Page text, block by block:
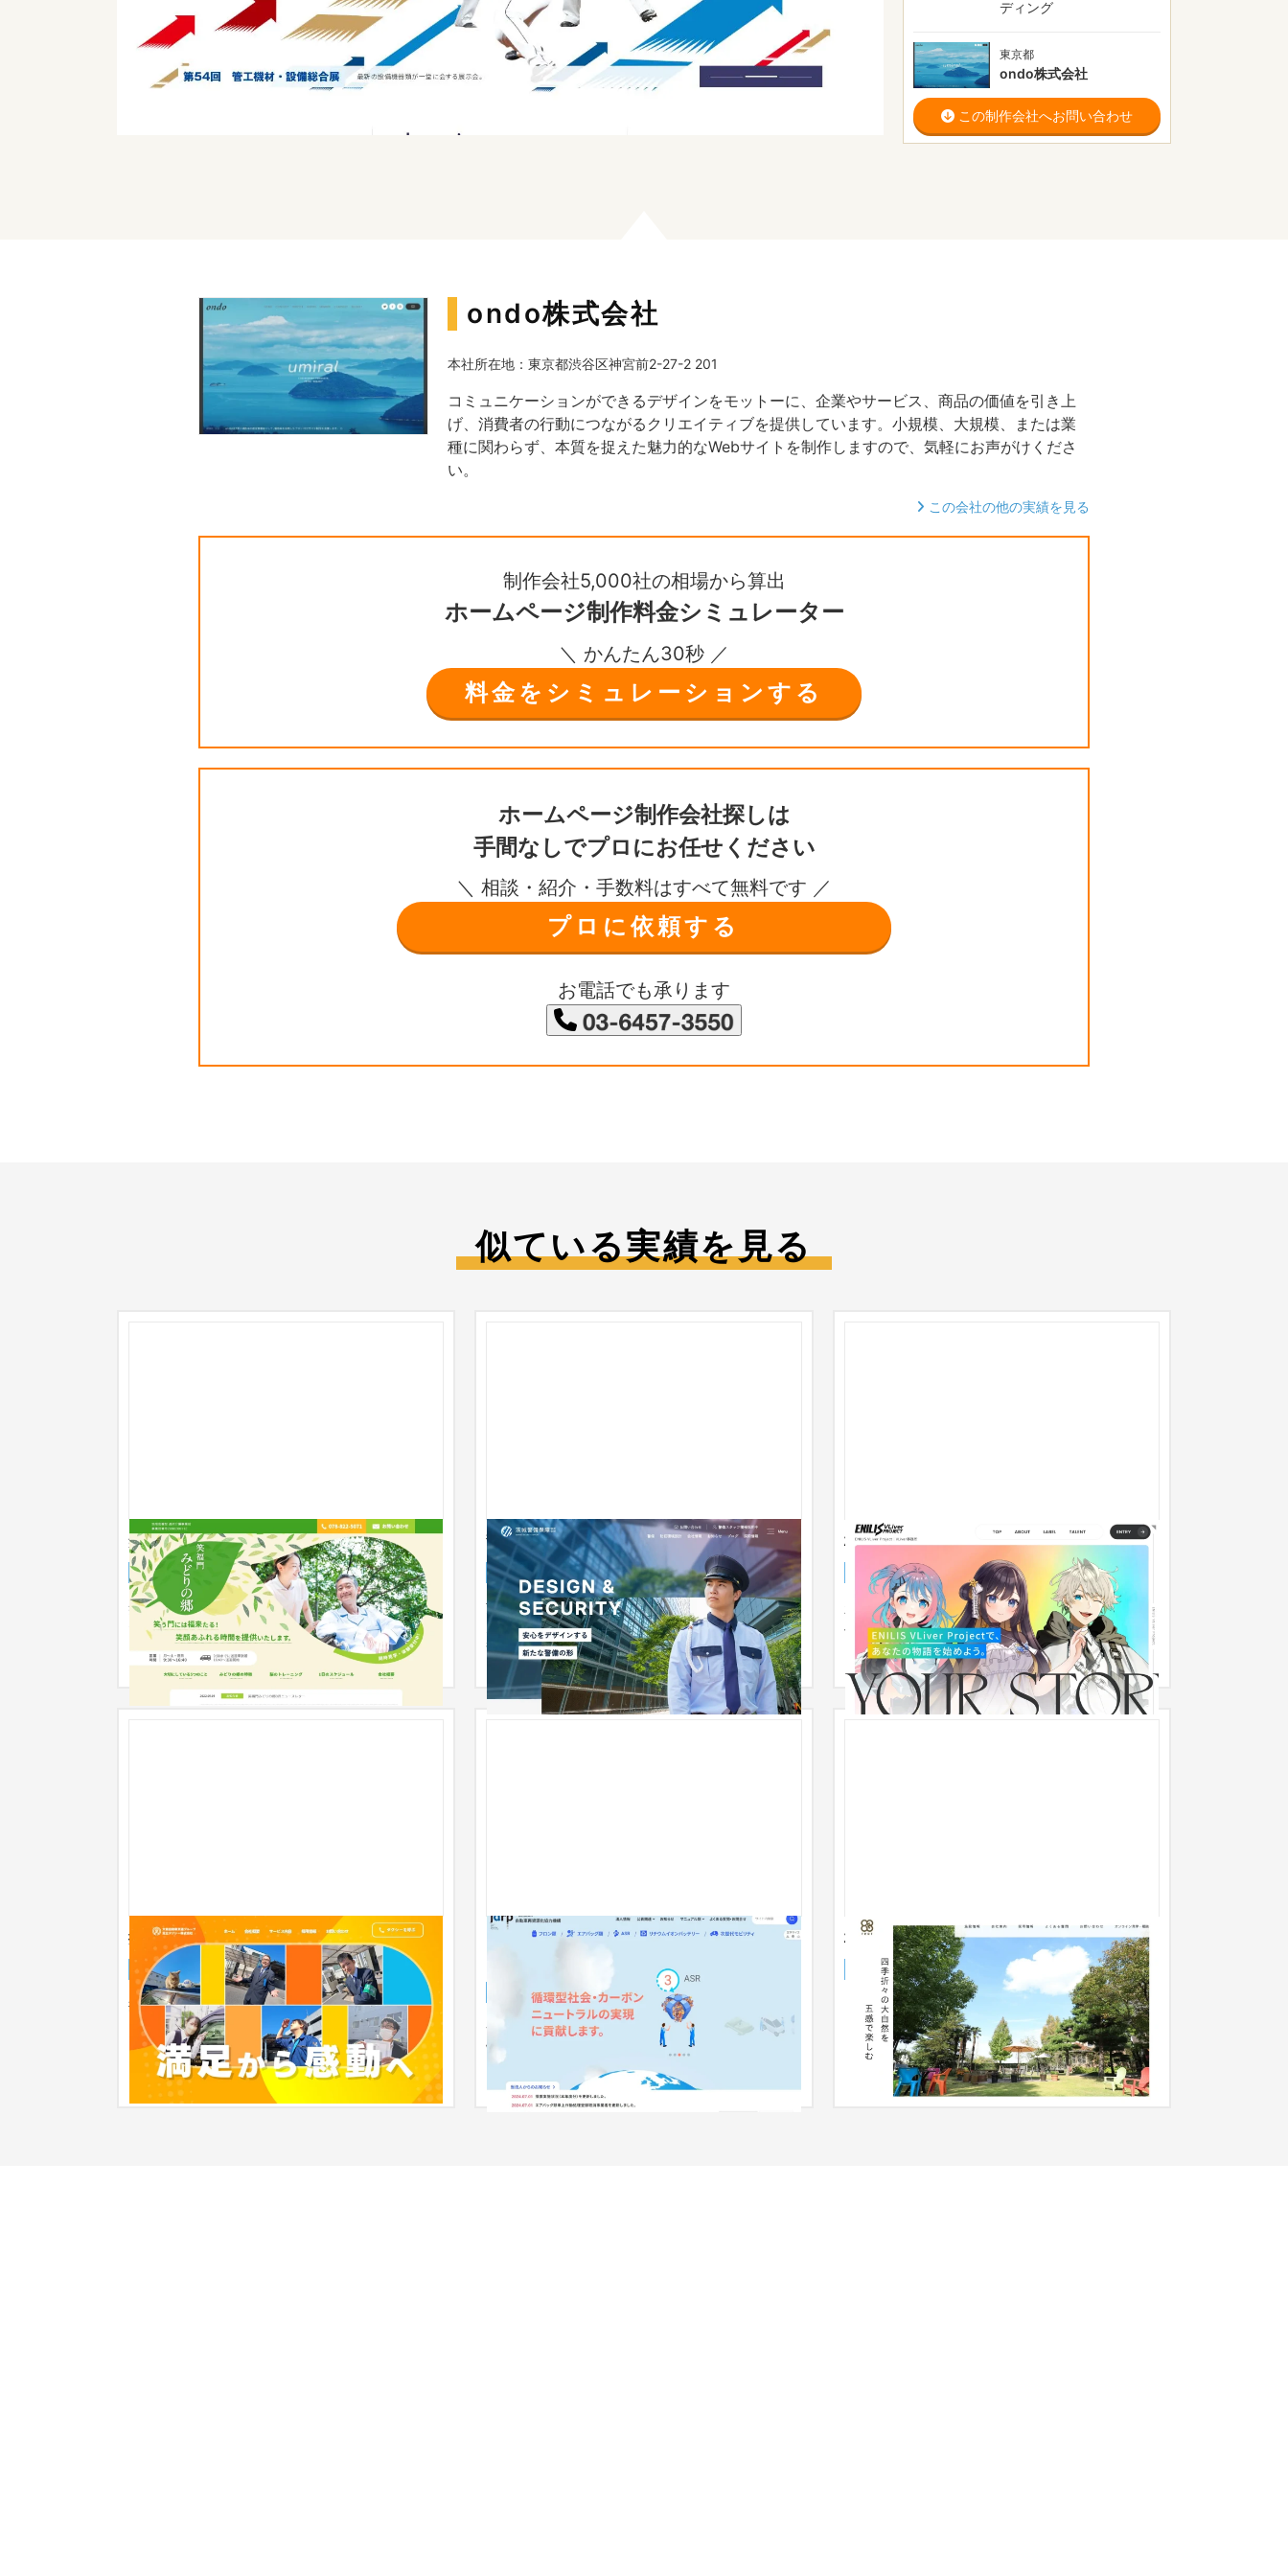
ディング
東京都
ondo株式会社
この制作会社へお問い合わせ
ondo株式会社
本社所在地：東京都渋谷区神宮前2-27-2 201
コミュニケーションができるデザインをモットーに、企業やサービス、商品の価値を引き上
げ、消費者の行動につながるクリエイティブを提供しています。小規模、大規模、または業
種に関わらず、本質を捉えた魅力的なWebサイトを制作しますので、気軽にお声がけくださ
い。
この会社の他の実績を見る
制作会社5,000社の相場から算出
ホームページ制作料金シミュレーター
＼ かんたん30秒 ／
料金をシミュレーションする
ホームページ制作会社探しは
手間なしでプロにお任せください
＼ 相談・紹介・手数料はすべて無料です ／
プロに依頼する
お電話でも承ります
似ている実績を見る
笑福門 みどりの郷 ホームページ
企業サイト 介護・福祉・老人ホーム
笑福門 みどりの郷様のホームページを制作しまし
た。
警備会社のホームページリニューアル
企業サイト 人材 31〜50万円
茨城を拠点とした警備業に携わっている企業のホー
ムページリニューアルのご依頼をいただきました。
警備業ということもあり採用拡...
株式会社ENILIS
企業サイト 芸能・アーティスト・音楽 101〜150万円
新たな才能の第一歩を後押しする、ブランドサイト
へ Brave groupが展開する新進気鋭のVLiver事務所
「ENILIS VLiver Project」の...
採用力強化を目的としたHPのリニューアル
企業サイト 工業・インフラ・物流 51〜100万円
採用力強化の中の一つの施策として、HPのリニュー
アルを実施。 採用力強化のためのコンテンツはもち
ろん、企業としてのあり方か...
自動車再資源化協力機構コーポレートサイ
企業サイト 自動車・バイク 101〜150万円
一般社団法人自動車再資源化協力機構様のサイトを
制作させていただきました。社団法人は信頼感がよ
り重要であるため、信頼感、堅...
株式会社FRaTコーポレートサイト
企業サイト 介護・福祉・老人ホーム 101〜150万円